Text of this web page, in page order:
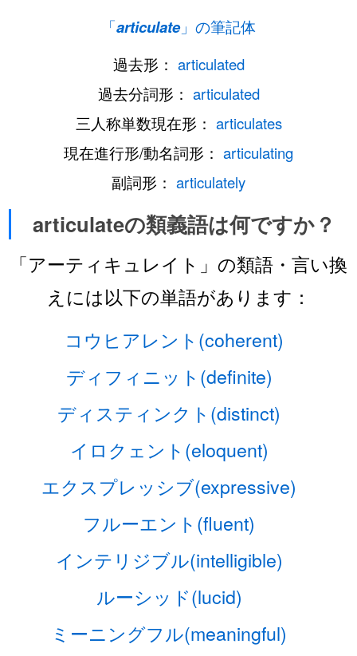
「articulate」の筆記体
過去形： articulated
過去分詞形： articulated
三人称単数現在形： articulates
現在進行形/動名詞形： articulating
副詞形： articulately
articulateの類義語は何ですか？
「アーティキュレイト」の類語・言い換
えには以下の単語があります：
コウヒアレント(coherent)
ディフィニット(definite)
ディスティンクト(distinct)
イロクェント(eloquent)
エクスプレッシブ(expressive)
フルーエント(fluent)
インテリジブル(intelligible)
ルーシッド(lucid)
ミーニングフル(meaningful)